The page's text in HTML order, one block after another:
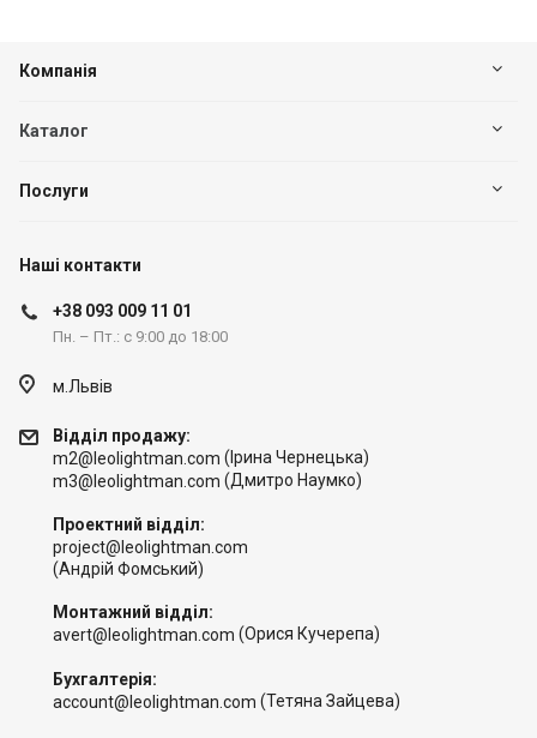
Компанія
Каталог
Послуги
Наші контакти
+38 093 009 11 01
Пн. – Пт.: с 9:00 до 18:00
м.Львів
Відділ продажу:
m2@leolightman.com (Ірина Чернецька)
m3@leolightman.com (Дмитро Наумко)
Проектний відділ:
project@leolightman.com
(Андрій Фомський)
Монтажний відділ:
avert@leolightman.com (Орися Кучерепа)
Бухгалтерія:
account@leolightman.com (Тетяна Зайцева)